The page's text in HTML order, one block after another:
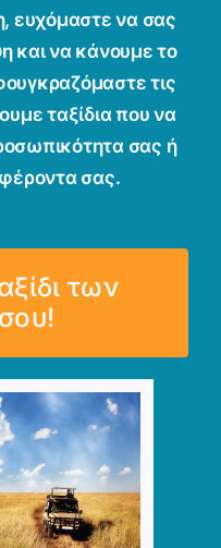
ευχόμαστε να σας
και να κάνουμε το
τις
ταξίδια που να
σας ή
σας.
των